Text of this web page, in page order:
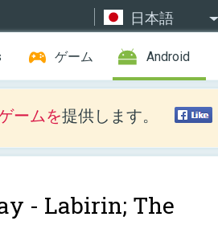
日本語
ゲーム Android
ームを提供します。
- Labirin; The